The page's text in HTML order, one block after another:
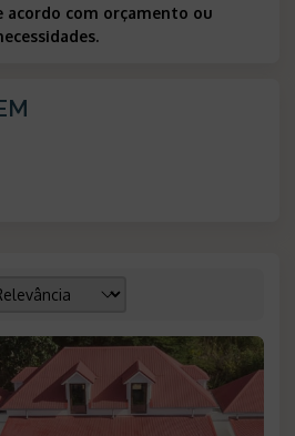
acordo com orçamento ou